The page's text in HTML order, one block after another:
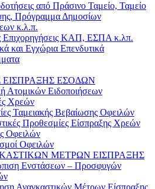
από Πράσινο Ταμείο, Ταμείο
Πρόγραμμα Δημοσίων
κ.λ.π.
Επιχορηγήσεις ΚΑΠ, ΕΣΠΑ κ.λπ.
και Εγχώρια Επενδυτικά
ΕΙΣΠΡΑΞΗΣ ΕΣΟΔΩΝ
Ατομικών Ειδοποιήσεων
Χρεών
Ταμειακής Βεβαίωσης Οφειλών
Προθεσμίες Είσπραξης Χρεών
Οφειλών
Οφειλών
ΜΕΤΡΩΝ ΕΙΣΠΡΑΞΗΣ
Ενστάσεων – Προσφυγών
Αναγκαστικών Μέτρων Είσπραξης